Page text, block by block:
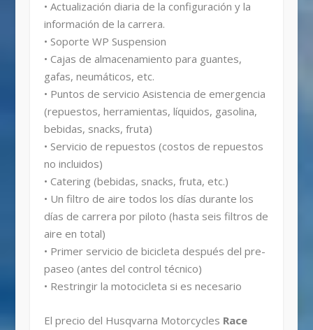
• Actualización diaria de la configuración y la
información de la carrera.
• Soporte WP Suspension
• Cajas de almacenamiento para guantes,
gafas, neumáticos, etc.
• Puntos de servicio Asistencia de emergencia
(repuestos, herramientas, líquidos, gasolina,
bebidas, snacks, fruta)
• Servicio de repuestos (costos de repuestos
no incluidos)
• Catering (bebidas, snacks, fruta, etc.)
• Un filtro de aire todos los días durante los
días de carrera por piloto (hasta seis filtros de
aire en total)
• Primer servicio de bicicleta después del pre-
paseo (antes del control técnico)
• Restringir la motocicleta si es necesario
El precio del Husqvarna Motorcycles Race